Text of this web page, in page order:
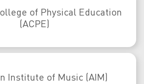
of Physical Education
(ACPE)
Institute of Music (AIM)